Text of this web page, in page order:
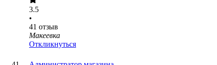
3.5
•
41 отзыв
Макеевка
Откликнуться